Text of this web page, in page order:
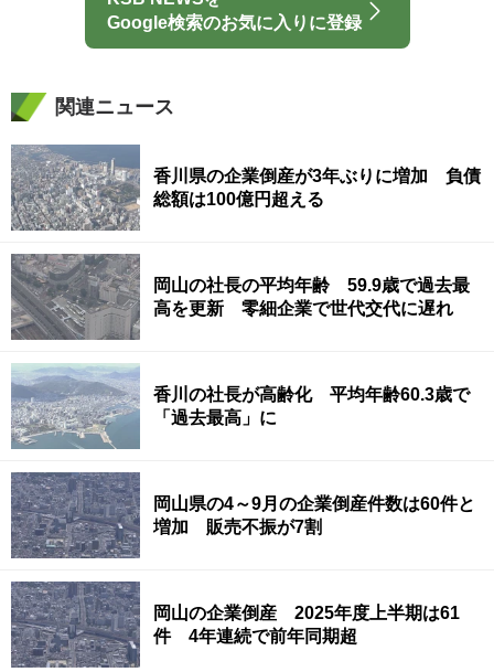
Google検索のお気に入りに登録
関連ニュース
香川県の企業倒産が3年ぶりに増加 負債
総額は100億円超える
岡山の社長の平均年齢 59.9歳で過去最
高を更新 零細企業で世代交代に遅れ
香川の社長が高齢化 平均年齢60.3歳で
「過去最高」に
岡山県の4～9月の企業倒産件数は60件と
増加 販売不振が7割
岡山の企業倒産 2025年度上半期は61
件 4年連続で前年同期超